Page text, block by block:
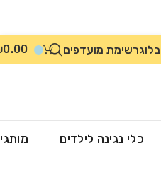
בלוגרשימת מועדפים 0.00
כלי נגינה לילדים